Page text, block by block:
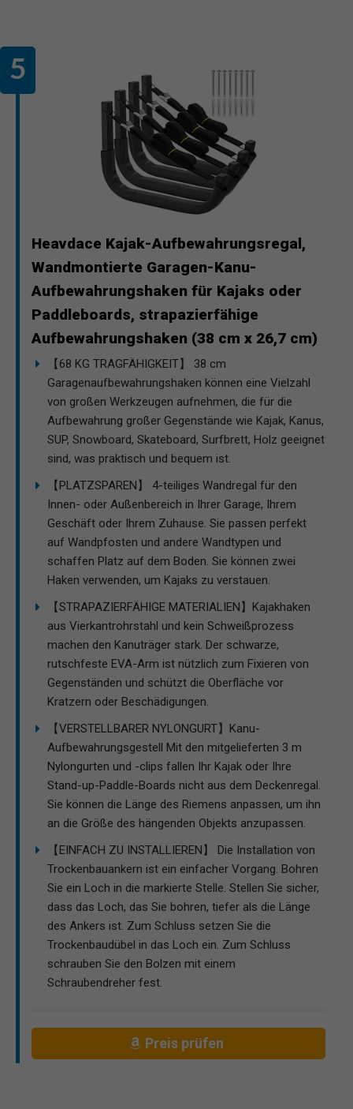
Heavdace Kajak-Aufbewahrungsregal,
Wandmontierte Garagen-Kanu-
Aufbewahrungshaken für Kajaks oder
Paddleboards, strapazierfähige
Aufbewahrungshaken (38 cm x 26,7 cm)
【68 KG TRAGFÄHIGKEIT】 38 cm
Garagenaufbewahrungshaken können eine Vielzahl
von großen Werkzeugen aufnehmen, die für die
Aufbewahrung großer Gegenstände wie Kajak, Kanus,
SUP, Snowboard, Skateboard, Surfbrett, Holz geeignet
sind, was praktisch und bequem ist.
【PLATZSPAREN】 4-teiliges Wandregal für den
Innen- oder Außenbereich in Ihrer Garage, Ihrem
Geschäft oder Ihrem Zuhause. Sie passen perfekt
auf Wandpfosten und andere Wandtypen und
schaffen Platz auf dem Boden. Sie können zwei
Haken verwenden, um Kajaks zu verstauen.
【STRAPAZIERFÄHIGE MATERIALIEN】Kajakhaken
aus Vierkantrohrstahl und kein Schweißprozess
machen den Kanuträger stark. Der schwarze,
rutschfeste EVA-Arm ist nützlich zum Fixieren von
Gegenständen und schützt die Oberfläche vor
Kratzern oder Beschädigungen.
【VERSTELLBARER NYLONGURT】Kanu-
Aufbewahrungsgestell Mit den mitgelieferten 3 m
Nylongurten und -clips fallen Ihr Kajak oder Ihre
Stand-up-Paddle-Boards nicht aus dem Deckenregal.
Sie können die Länge des Riemens anpassen, um ihn
an die Größe des hängenden Objekts anzupassen.
【EINFACH ZU INSTALLIEREN】 Die Installation von
Trockenbauankern ist ein einfacher Vorgang. Bohren
Sie ein Loch in die markierte Stelle. Stellen Sie sicher,
dass das Loch, das Sie bohren, tiefer als die Länge
des Ankers ist. Zum Schluss setzen Sie die
Trockenbaudübel in das Loch ein. Zum Schluss
schrauben Sie den Bolzen mit einem
Schraubendreher fest.
Preis prüfen